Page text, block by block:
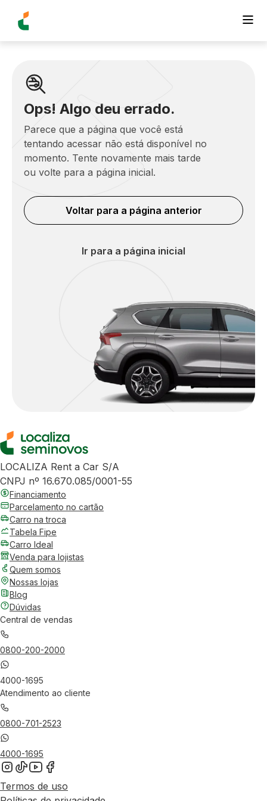
Ops! Algo deu errado.
Parece que a página que você está
tentando acessar não está disponível no
momento. Tente novamente mais tarde
ou volte para a página inicial.
Voltar para a página anterior
Ir para a página inicial
LOCALIZA Rent a Car S/A
CNPJ nº 16.670.085/0001-55
Financiamento
Parcelamento no cartão
Carro na troca
Tabela Fipe
Carro Ideal
Venda para lojistas
Quem somos
Nossas lojas
Blog
Dúvidas
Central de vendas
0800-200-2000
4000-1695
Atendimento ao cliente
0800-701-2523
4000-1695
Termos de uso